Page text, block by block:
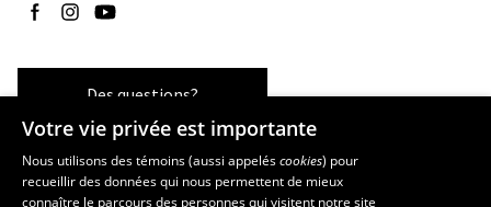
Suivez-nous sur Facebook
Suivez-nous sur Instagram
Suivez-nous sur YouTube
Des questions?
Les écoles et la recherche
Votre vie privée est importante
Nous utilisons des témoins (aussi appeléscookies) pour
recueillir des données qui nous permettent de mieux
connaître le parcours des personnes qui visitent notre site